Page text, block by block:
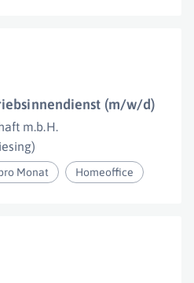
(m/w/d)
m.b.H.
Monat Homeoffice